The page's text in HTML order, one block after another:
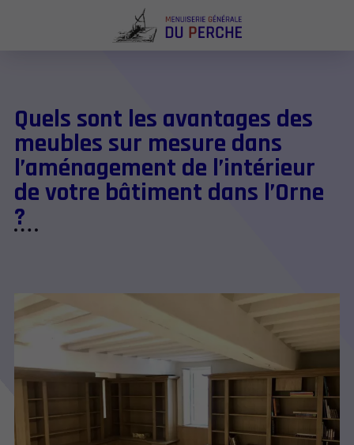
Quels sont les avantages des
meubles sur mesure dans
l’aménagement de l’intérieur
de votre bâtiment dans l’Orne
?